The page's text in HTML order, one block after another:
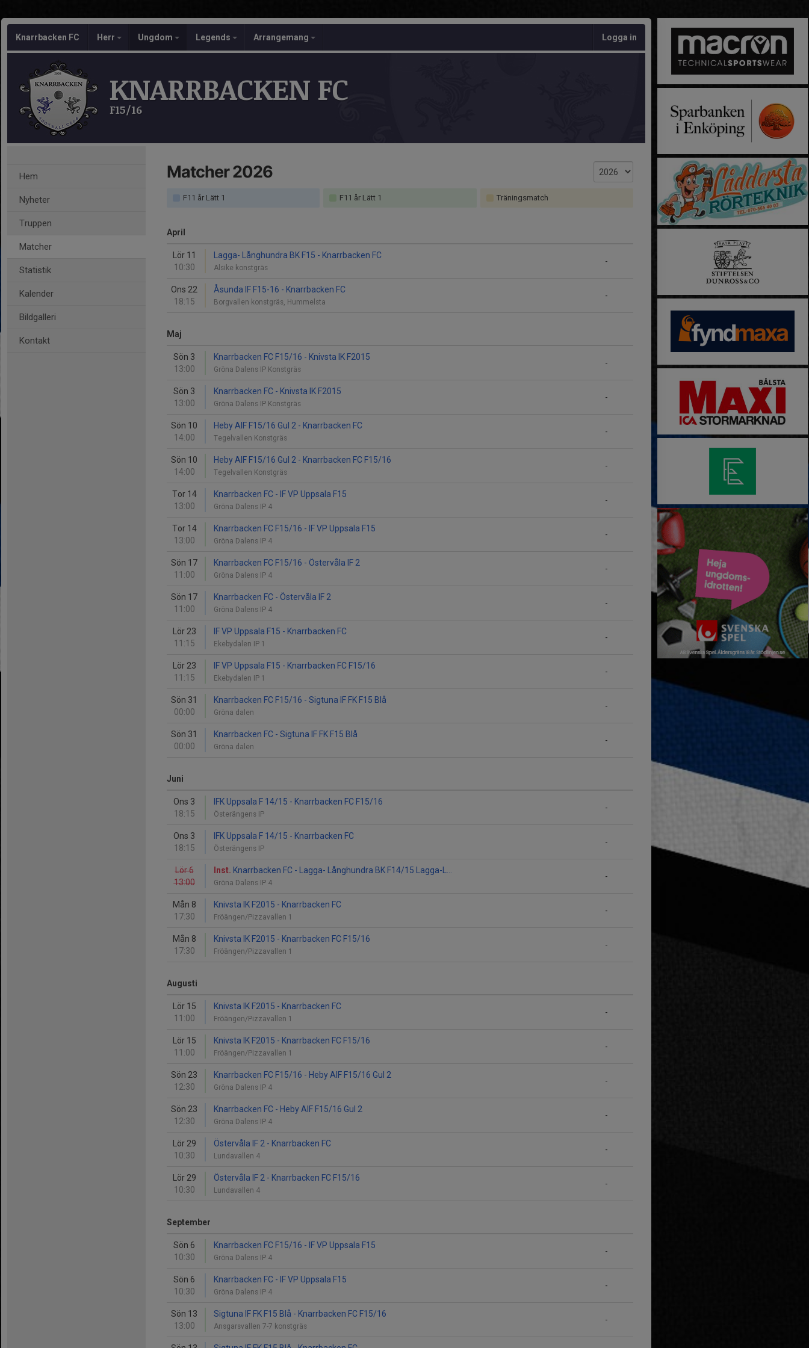
Knarrbacken FC Herr Ungdom Legends Arrangemang Logga in
KNARRBACKEN FC
F15/16
Hem
Nyheter
Truppen
Matcher
Statistik
Kalender
Bildgalleri
Kontakt
Matcher 2026
F11 år Lätt 1 F11 år Lätt 1 Träningsmatch
April
Lör 11
10:30
-
Lagga- Långhundra BK F15 - Knarrbacken FC
Alsike konstgräs
Ons 22
18:15
-
Åsunda IF F15-16 - Knarrbacken FC
Borgvallen konstgräs, Hummelsta
Maj
Sön 3
13:00
-
Knarrbacken FC F15/16 - Knivsta IK F2015
Gröna Dalens IP Konstgräs
Sön 3
13:00
-
Knarrbacken FC - Knivsta IK F2015
Gröna Dalens IP Konstgräs
Sön 10
14:00
-
Heby AIF F15/16 Gul 2 - Knarrbacken FC
Tegelvallen Konstgräs
Sön 10
14:00
-
Heby AIF F15/16 Gul 2 - Knarrbacken FC F15/16
Tegelvallen Konstgräs
Tor 14
13:00
-
Knarrbacken FC - IF VP Uppsala F15
Gröna Dalens IP 4
Tor 14
13:00
-
Knarrbacken FC F15/16 - IF VP Uppsala F15
Gröna Dalens IP 4
Sön 17
11:00
-
Knarrbacken FC F15/16 - Östervåla IF 2
Gröna Dalens IP 4
Sön 17
11:00
-
Knarrbacken FC - Östervåla IF 2
Gröna Dalens IP 4
Lör 23
11:15
-
IF VP Uppsala F15 - Knarrbacken FC
Ekebydalen IP 1
Lör 23
11:15
-
IF VP Uppsala F15 - Knarrbacken FC F15/16
Ekebydalen IP 1
Sön 31
00:00
-
Knarrbacken FC F15/16 - Sigtuna IF FK F15 Blå
Gröna dalen
Sön 31
00:00
-
Knarrbacken FC - Sigtuna IF FK F15 Blå
Gröna dalen
Juni
Ons 3
18:15
-
IFK Uppsala F 14/15 - Knarrbacken FC F15/16
Österängens IP
Ons 3
18:15
-
IFK Uppsala F 14/15 - Knarrbacken FC
Österängens IP
Lör 6
13:00
-
Inst. Knarrbacken FC - Lagga- Långhundra BK F14/15 Lagga-L...
Gröna Dalens IP 4
Mån 8
17:30
-
Knivsta IK F2015 - Knarrbacken FC
Fröängen/Pizzavallen 1
Mån 8
17:30
-
Knivsta IK F2015 - Knarrbacken FC F15/16
Fröängen/Pizzavallen 1
Augusti
Lör 15
11:00
-
Knivsta IK F2015 - Knarrbacken FC
Fröängen/Pizzavallen 1
Lör 15
11:00
-
Knivsta IK F2015 - Knarrbacken FC F15/16
Fröängen/Pizzavallen 1
Sön 23
12:30
-
Knarrbacken FC F15/16 - Heby AIF F15/16 Gul 2
Gröna Dalens IP 4
Sön 23
12:30
-
Knarrbacken FC - Heby AIF F15/16 Gul 2
Gröna Dalens IP 4
Lör 29
10:30
-
Östervåla IF 2 - Knarrbacken FC
Lundavallen 4
Lör 29
10:30
-
Östervåla IF 2 - Knarrbacken FC F15/16
Lundavallen 4
September
Sön 6
10:30
-
Knarrbacken FC F15/16 - IF VP Uppsala F15
Gröna Dalens IP 4
Sön 6
10:30
-
Knarrbacken FC - IF VP Uppsala F15
Gröna Dalens IP 4
Sön 13
13:00
-
Sigtuna IF FK F15 Blå - Knarrbacken FC F15/16
Ansgarsvallen 7-7 konstgräs